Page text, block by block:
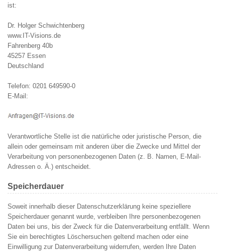
ist:
Dr. Holger Schwichtenberg
www.IT-Visions.de
Fahrenberg 40b
45257 Essen
Deutschland
Telefon: 0201 649590-0
E-Mail:
Verantwortliche Stelle ist die natürliche oder juristische Person, die
allein oder gemeinsam mit anderen über die Zwecke und Mittel der
Verarbeitung von personenbezogenen Daten (z. B. Namen, E-Mail-
Adressen o. Ä.) entscheidet.
Speicherdauer
Soweit innerhalb dieser Datenschutzerklärung keine speziellere
Speicherdauer genannt wurde, verbleiben Ihre personenbezogenen
Daten bei uns, bis der Zweck für die Datenverarbeitung entfällt. Wenn
Sie ein berechtigtes Löschersuchen geltend machen oder eine
Einwilligung zur Datenverarbeitung widerrufen, werden Ihre Daten